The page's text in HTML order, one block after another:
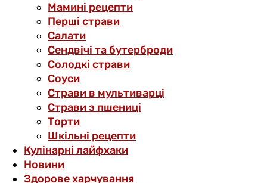
Мамині рецепти
Перші страви
Салати
Сендвічі та бутерброди
Солодкі страви
Соуси
Страви в мультиварці
Страви з пшениці
Торти
Шкільні рецепти
Кулінарні лайфхаки
Новини
Здорове харчування